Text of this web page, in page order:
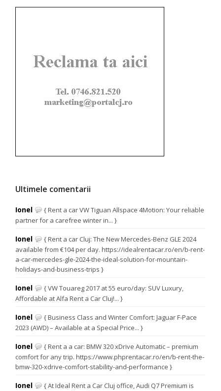
Ultimele comentarii
Ionel
{ Rent a car VW Tiguan Allspace 4Motion: Your reliable
partner for a carefree winter in... }
Ionel
{ Rent a car Cluj: The New Mercedes-Benz GLE 2024
available from €104 per day. https://idealrentacar.ro/en/b-rent-
a-car-mercedes-gle-2024-the-ideal-solution-for-mountain-
holidays-and-business-trips }
Ionel
{ VW Touareg 2017 at 55 euro/day: SUV Luxury,
Affordable at Alfa Rent a Car Cluj!... }
Ionel
{ Business Class and Winter Comfort: Jaguar F-Pace
2023 (AWD) – Available at a Special Price... }
Ionel
{ Rent a a car: BMW 320 xDrive Automatic – premium
comfort for any trip. https://www.phprentacar.ro/en/b-rent-the-
bmw-320-xdrive-comfort-stability-and-performance }
Ionel
{ At Ideal Rent a Car Cluj office, Audi Q7 Premium is